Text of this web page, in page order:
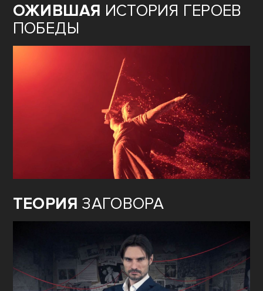
ОЖИВШАЯ ИСТОРИЯ ГЕРОЕВ
ПОБЕДЫ
ТЕОРИЯ ЗАГОВОРА